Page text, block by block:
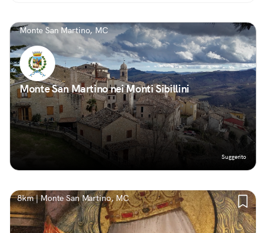
Monte San Martino, MC
Monte San Martino nei Monti Sibillini
Suggerito
8km | Monte San Martino, MC